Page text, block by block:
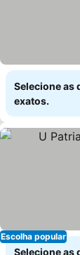
Selecione as
exatos.
Escolha popular
Selecione as